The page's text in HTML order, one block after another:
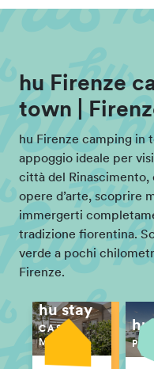
hu Firenze
town |
hu Firenze camping in
appoggio ideale per
città del Rinascimento,
opere d’arte, scoprire
immergerti
tradizione fiorentina.
verde a pochi
Firenze.
hu stay
CASE
MOBILI
hu